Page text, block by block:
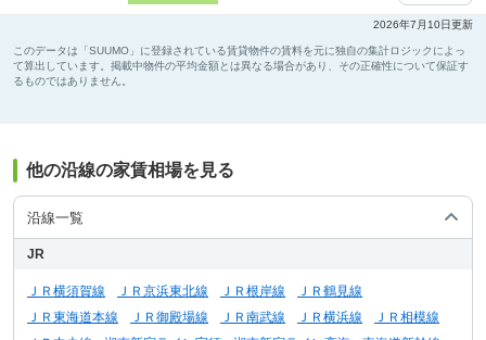
2026年7月10日更新
このデータは「SUUMO」に登録されている賃貸物件の賃料を元に独自の集計ロジックによっ
て算出しています。掲載中物件の平均金額とは異なる場合があり、その正確性について保証す
るものではありません。
他の沿線の家賃相場を見る
沿線一覧
JR
ＪＲ横須賀線 ＪＲ京浜東北線 ＪＲ根岸線
ＪＲ鶴見線
ＪＲ東海道本線
ＪＲ御殿場線 ＪＲ南武線 ＪＲ横浜線
ＪＲ相模線